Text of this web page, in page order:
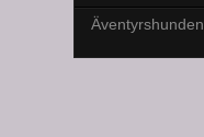
Äventyrshunden